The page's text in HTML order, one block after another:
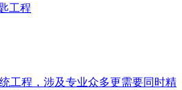
工程
工程，涉及专业众多更需要同时精